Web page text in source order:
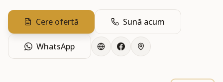
Cere ofertă Sună acum
WhatsApp